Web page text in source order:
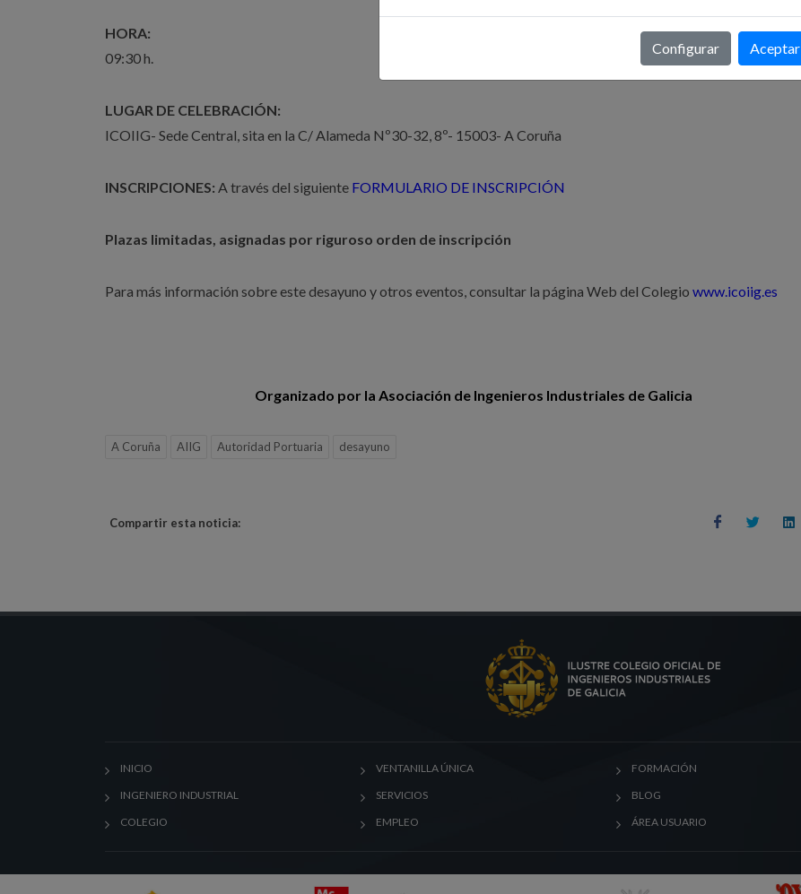
HORA:
09:30 h.
LUGAR DE CELEBRACIÓN:
ICOIIG- Sede Central, sita en la C/ Alameda Nº30-32, 8º- 15003- A Coruña
INSCRIPCIONES: A través del siguiente FORMULARIO DE INSCRIPCIÓN
Plazas limitadas, asignadas por riguroso orden de inscripción
Para más información sobre este desayuno y otros eventos, consultar la página Web del Colegio www.icoiig.es
Organizado por la Asociación de Ingenieros Industriales de Galicia
A Coruña AIIG Autoridad Portuaria desayuno
Compartir esta noticia:
INICIO
INGENIERO INDUSTRIAL
COLEGIO
VENTANILLA ÚNICA
SERVICIOS
EMPLEO
FORMACIÓN
BLOG
ÁREA USUARIO
Configurar Aceptar